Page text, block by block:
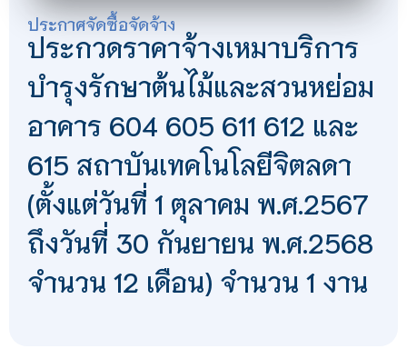
ประกาศจัดซื้อจัดจ้าง
ประกวดราคาจ้างเหมาบริการ
บำรุงรักษาต้นไม้และสวนหย่อม
อาคาร 604 605 611 612 และ
615 สถาบันเทคโนโลยีจิตลดา
(ตั้งแต่วันที่ 1 ตุลาคม พ.ศ.2567
ถึงวันที่ 30 กันยายน พ.ศ.2568
จำนวน 12 เดือน) จำนวน 1 งาน